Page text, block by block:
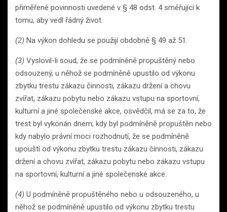
přiměřené povinnosti uvedené v § 48 odst. 4 směřující k
tomu, aby vedl řádný život.
(2) Na výkon dohledu se použijí obdobně § 49 až 51.
(3) Vyslovil-li soud, že se podmíněně propuštěný nebo
odsouzený, u něhož se podmíněně upustilo od výkonu
zbytku trestu zákazu činnosti, zákazu držení a chovu
zvířat, zákazu pobytu nebo zákazu vstupu na sportovní,
kulturní a jiné společenské akce, osvědčil, má se za to, že
trest byl vykonán dnem, kdy byl podmíněně propuštěn nebo
kdy nabylo právní moci rozhodnutí, že se podmíněně
upouští od výkonu zbytku trestu zákazu činnosti, zákazu
držení a chovu zvířat, zákazu pobytu nebo zákazu vstupu
na sportovní, kulturní a jiné společenské akce.
(4) U podmíněně propuštěného nebo u odsouzeného, u
něhož se podmíněně upustilo od výkonu zbytku trestu